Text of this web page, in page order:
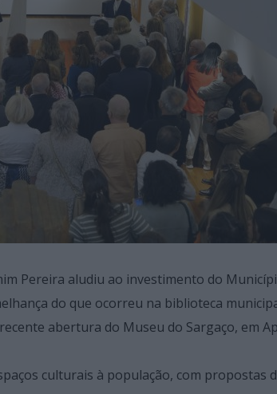
Pereira aludiu ao investimento do
do que ocorreu na biblioteca
abertura do Museu do Sargaço, em
culturais à população, com propostas